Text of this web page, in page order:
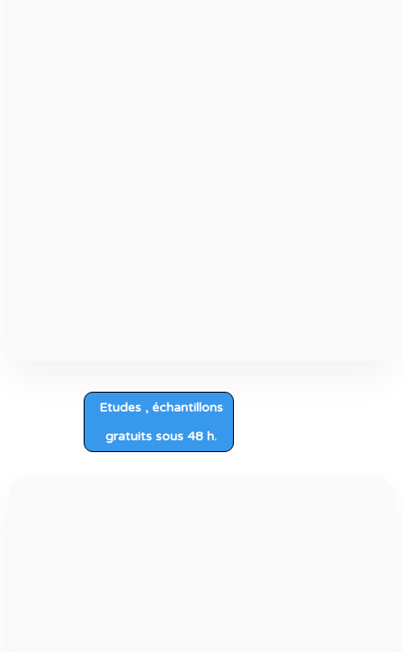
Etudes , échantillons
gratuits sous 48 h.